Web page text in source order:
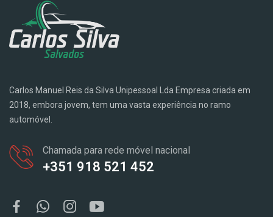
Carlos Manuel Reis da Silva Unipessoal Lda Empresa criada em
2018, embora jovem, tem uma vasta experiência no ramo
automóvel.
Chamada para rede móvel nacional
+351 918 521 452